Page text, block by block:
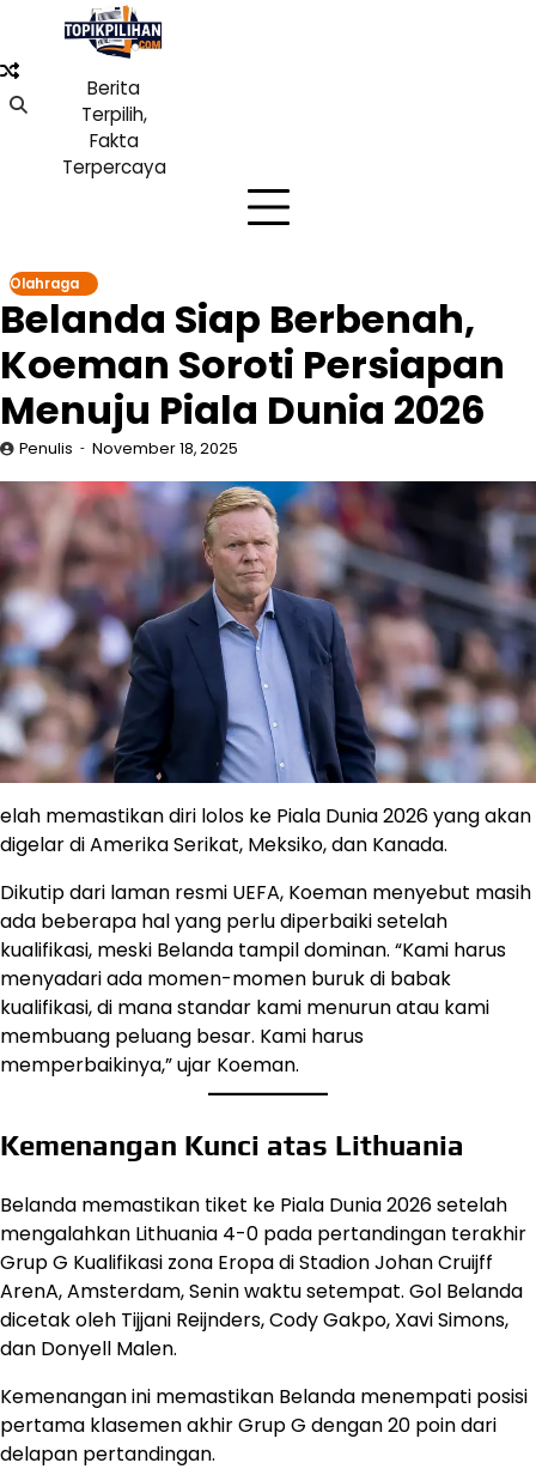
content
Berita
Terpilih,
Fakta
Terpercaya
Olahraga
Belanda Siap Berbenah,
Koeman Soroti Persiapan
Menuju Piala Dunia 2026
Penulis November 18, 2025
elah memastikan diri lolos ke Piala Dunia 2026 yang akan
digelar di Amerika Serikat, Meksiko, dan Kanada.
Dikutip dari laman resmi UEFA, Koeman menyebut masih
ada beberapa hal yang perlu diperbaiki setelah
kualifikasi, meski Belanda tampil dominan. “Kami harus
menyadari ada momen-momen buruk di babak
kualifikasi, di mana standar kami menurun atau kami
membuang peluang besar. Kami harus
memperbaikinya,” ujar Koeman.
Kemenangan Kunci atas Lithuania
Belanda memastikan tiket ke Piala Dunia 2026 setelah
mengalahkan Lithuania 4-0 pada pertandingan terakhir
Grup G Kualifikasi zona Eropa di Stadion Johan Cruijff
ArenA, Amsterdam, Senin waktu setempat. Gol Belanda
dicetak oleh Tijjani Reijnders, Cody Gakpo, Xavi Simons,
dan Donyell Malen.
Kemenangan ini memastikan Belanda menempati posisi
pertama klasemen akhir Grup G dengan 20 poin dari
delapan pertandingan.